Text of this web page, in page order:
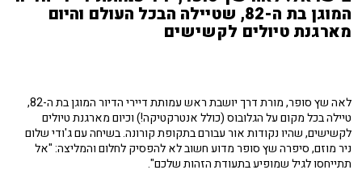
המוגן בת ה-82, שטיילה הבכל העולם והיום
מארגנת טיולים לקשישים
לאה שץ סופר, מורת דרך יושבת ראש עמותת דיירי הדיור המוגן בת ה-82,
טיילה בכל מקום על הגלובוס (כולל אנטרקטיקה!) וכיום מארגנת טיולים
לקשישים, שהיו נקודות אור עבורם בתקופת קורונה. בשיחה עם ג'ודי שלום
ניר מוזם, סיפרה שץ סופר מדוע חשוב לא להפסיק לחלום והמליצה: "אל
תתייחסו לגיל שמופיע בתעודת הזהות שלכם".